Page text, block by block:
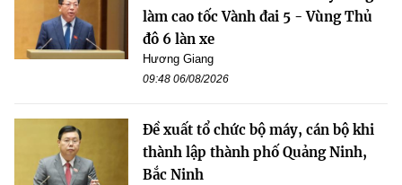
làm cao tốc Vành đai 5 - Vùng Thủ
đô 6 làn xe
Hương Giang
09:48 06/08/2026
Đề xuất tổ chức bộ máy, cán bộ khi
thành lập thành phố Quảng Ninh,
Bắc Ninh